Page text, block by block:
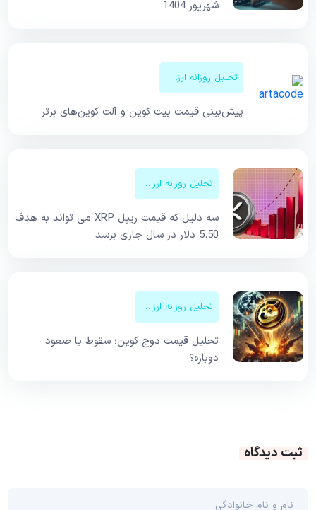
شهریور 1404
تحلیل روزانه ارزهای دیجیتال
پیش‌بینی قیمت‌ بیت کوین و آلت کوین‌های برتر
تحلیل روزانه ارزهای دیجیتال
سه دلیل که قیمت ریپل XRP می تواند به هدف
5.50 دلار در سال جاری برسد
تحلیل روزانه ارزهای دیجیتال
تحلیل قیمت دوج کوین؛ سقوط یا صعود
دوباره؟
ثبت دیدگاه